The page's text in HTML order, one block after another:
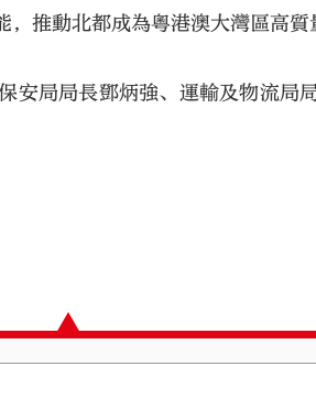
推動北都成為粵港澳大灣區高質
安局局長鄧炳強、運輸及物流局